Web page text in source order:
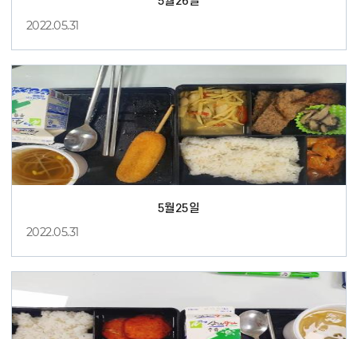
2022.05.31
5월25일
2022.05.31